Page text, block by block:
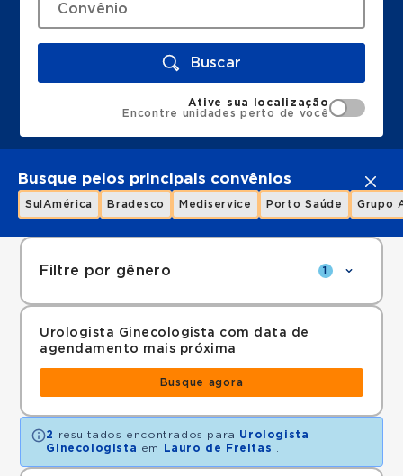
Buscar
Ative sua localização
Encontre unidades perto de você
Busque pelos principais convênios
SulAmérica Bradesco Mediservice Porto Saúde Grupo
Filtre por gênero 1
Urologista Ginecologista com data de
agendamento mais próxima
Busque agora
2 resultados encontrados para Urologista
Ginecologista em Lauro de Freitas